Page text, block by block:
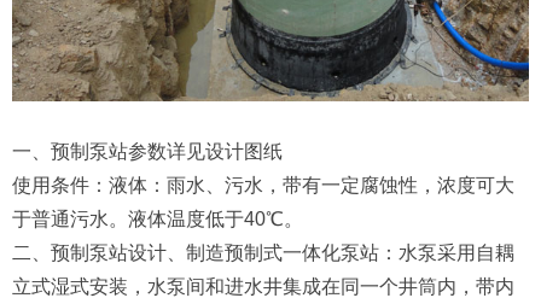
一、预制泵站参数详见设计图纸
使用条件：液体：雨水、污水，带有一定腐蚀性，浓度可大
于普通污水。液体温度低于40℃。
二、预制泵站设计、制造预制式一体化泵站：水泵采用自耦
立式湿式安装，水泵间和进水井集成在同一个井筒内，带内